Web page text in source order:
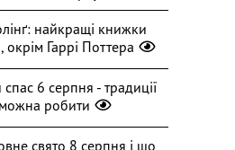
найкращі книжки
окрім Гаррі Поттера
6 серпня - традиції
робити
свято 8 серпня і що